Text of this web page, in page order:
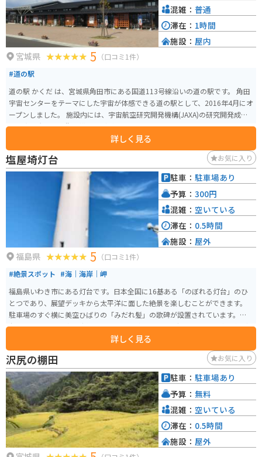
宮城県 5 （口コミ1件）
#道の駅
道の駅 かくだ は、宮城県角田市にある国道113号線沿いの道の駅です。 角田
宇宙センターをテーマにした宇宙が体感できる道の駅として、2016年4月にオ
ープンしました。 施設内には、宇宙航空研究開発機構(JAXA)の研究開発成果
や、実物大の人工衛星模型などが展示されている「スペースタワー・コスモ
ハウス」や、 宇宙食などの宇宙グッズや、地元の新鮮な農産物を販売してい
る「SHOP&FOOD かくだ」などがあります。 また、レストランでは、地元産
の食材を使用した料理や、宇宙食をイメージしたメニューを楽しむことがで
きます。 バイクで訪れる場合、道の駅 かくだ には、広々とした駐車場が完備
されているので安心です。 角田市は、伊達政宗の側室、飯坂の局の出身地と
して知られており、飯坂の局にまつわる史跡も点在しています。 道の駅 かく
だ は、宇宙と歴史を感じることができるスポットです。
詳しく見る
混雑： 普通
滞在： 1時間
施設： 屋内
塩屋埼灯台 お気に入り
福島県 5 （口コミ1件）
#絶景スポット #海｜海岸｜岬
福島県いわき市にある灯台です。日本全国に16基ある「のぼれる灯台」のひ
とつであり、展望デッキから太平洋に面した絶景を楽しむことができます。
駐車場のすぐ横に美空ひばりの「みだれ髪」の歌碑が設置されています。灯
台への入場には、中学生以上なら300円が必要です。少しだけですが山道と灯
台の階段108段を上りますので、足元にご注意ください。
詳しく見る
駐車： 駐車場あり
予算： 300円
混雑： 空いている
滞在： 0.5時間
施設： 屋外
沢尻の棚田 お気に入り
駐車： 駐車場あり
予算： 無料
混雑： 空いている
滞在： 0.5時間
施設： 屋外